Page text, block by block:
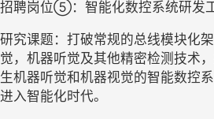
招聘岗位⑤：智能化数控系统研发
研究课题：打破常规的总线模块化
觉，机器听觉及其他精密检测技术
生机器听觉和机器视觉的智能数控
进入智能化时代。